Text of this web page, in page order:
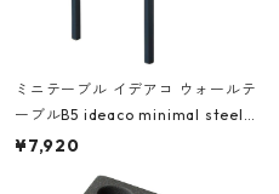
ミニテーブル イデアコ ウォールテ
ーブルB5 ideaco minimal steel f
urniture WALL Table B5 ネイビー
¥7,920